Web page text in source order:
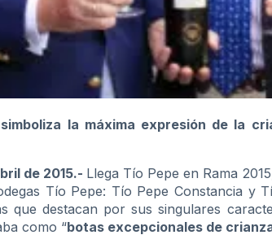
la máxima expresión de la
de 2015.- Llega Tío Pepe en Rama
Tío Pepe: Tío Pepe Constancia y
que destacan por sus singulares
como “botas excepcionales de